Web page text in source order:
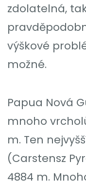
zdolatelná,
výškové
možné.
Papua Nová
mnoho
m. Ten
(Carstensz
4884 m.